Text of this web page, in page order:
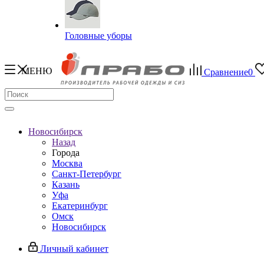
Головные уборы
МЕНЮ Сравнение0
Новосибирск
Назад
Города
Москва
Санкт-Петербург
Казань
Уфа
Екатеринбург
Омск
Новосибирск
Личный кабинет